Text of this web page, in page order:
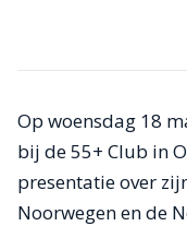
Op woensdag 18
bij de 55+ Club in
presentatie over
Noorwegen en de